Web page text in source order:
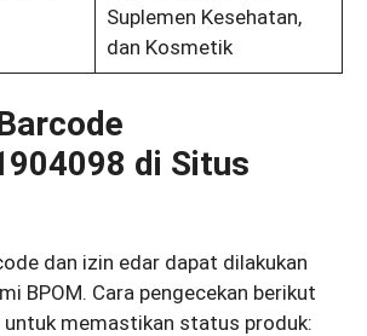
Suplemen Kesehatan,
dan Kosmetik
di Situs
dan izin edar dapat dilakukan
BPOM. Cara pengecekan berikut
untuk memastikan status produk: